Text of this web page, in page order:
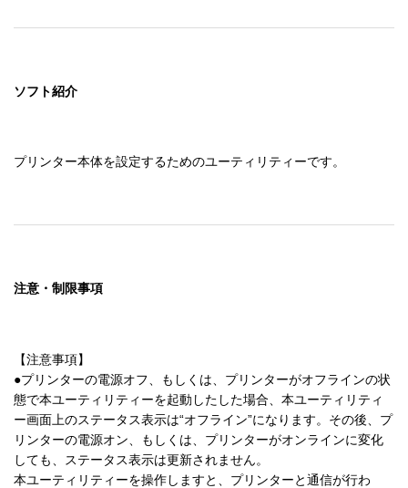
ソフト紹介
プリンター本体を設定するためのユーティリティーです。
注意・制限事項
【注意事項】
●プリンターの電源オフ、もしくは、プリンターがオフラインの状
態で本ユーティリティーを起動したした場合、本ユーティリティ
ー画面上のステータス表示は“オフライン”になります。その後、プ
リンターの電源オン、もしくは、プリンターがオンラインに変化
しても、ステータス表示は更新されません。
本ユーティリティーを操作しますと、プリンターと通信が行わ